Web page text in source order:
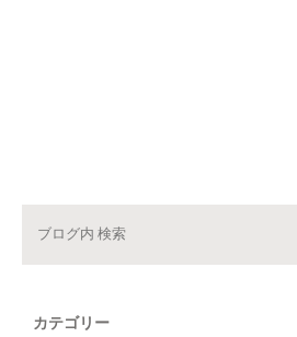
カテゴリー